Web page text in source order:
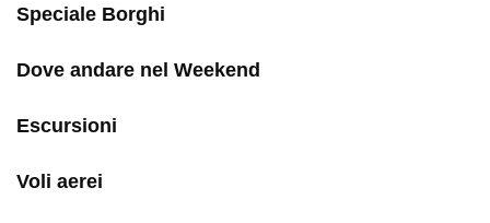
Speciale Borghi
Dove andare nel Weekend
Escursioni
Voli aerei